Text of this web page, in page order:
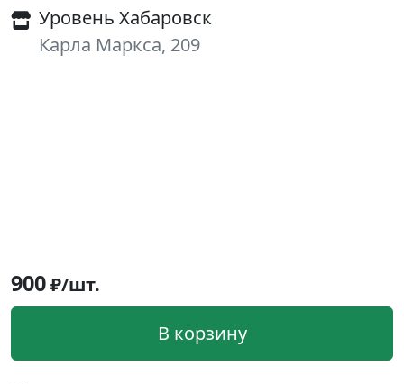
Уровень Хабаровск
Карла Маркса, 209
900₽/шт.
В корзину